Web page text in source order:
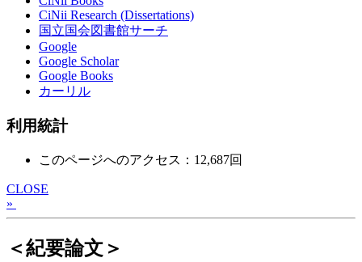
CiNii Research (Dissertations)
国立国会図書館サーチ
Google
Google Scholar
Google Books
カーリル
利用統計
このページへのアクセス：12,687回
CLOSE
»
＜紀要論文＞